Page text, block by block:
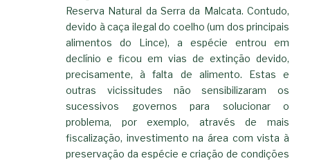
Reserva Natural da Serra da Malcata. Contudo,
devido à caça ilegal do coelho (um dos principais
alimentos do Lince), a espécie entrou em
declínio e ficou em vias de extinção devido,
precisamente, à falta de alimento. Estas e
outras vicissitudes não sensibilizaram os
sucessivos governos para solucionar o
problema, por exemplo, através de mais
fiscalização, investimento na área com vista à
preservação da espécie e criação de condições